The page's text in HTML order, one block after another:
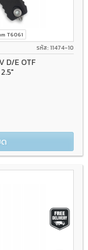
T6061
รหัส: 11474-10
D/E OTF